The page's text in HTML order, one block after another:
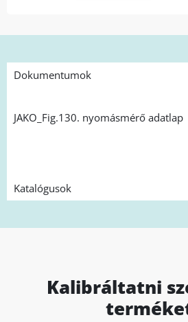
Dokumentumok
JAKO_Fig.130. nyomásmérő adatlap
Katalógusok
Kalibráltatni